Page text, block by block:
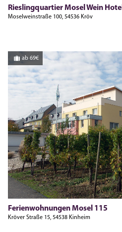
Rieslingquartier Mosel Wein Hotel
Moselweinstraße 100, 54536 Kröv
ab 69€
Ferienwohnungen Mosel 115
Kröver Straße 15, 54538 Kinheim